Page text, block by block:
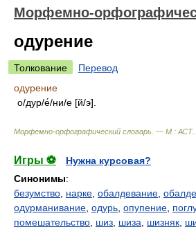
Морфемно-
одурение
Толкование
Перевод
одурение
о/дур/е́/ни/е [й/э].
Морфемно-орфографический словарь. — М.: АСТ.
Игры ⚽
Нужна курсовая?
Синонимы:
безумство нарке обалдевание
одурманивание одурь опупение
помешательство шиз шиза шизняк